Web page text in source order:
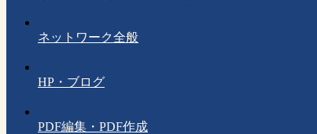
ネットワーク全般
HP・ブログ
PDF編集・PDF作成